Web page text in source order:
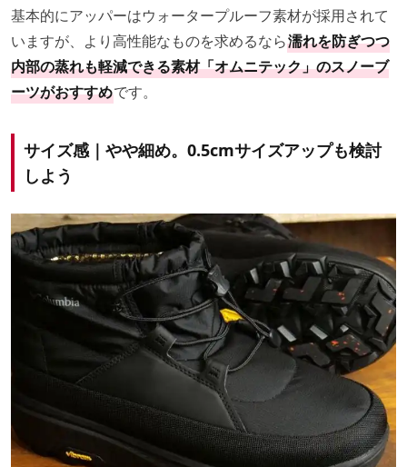
基本的にアッパーはウォータープルーフ素材が採用されて
いますが、より高性能なものを求めるなら濡れを防ぎつつ
内部の蒸れも軽減できる素材「オムニテック」のスノーブ
ーツがおすすめです。
サイズ感｜やや細め。0.5cmサイズアップも検討
しよう